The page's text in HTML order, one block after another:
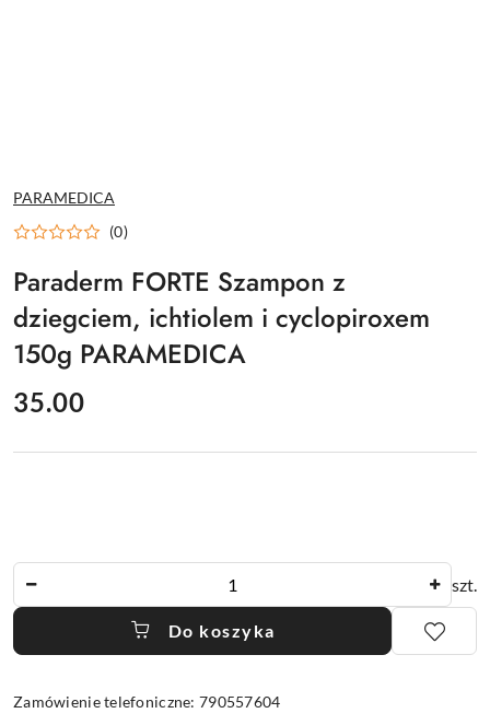
NAZWA
PRODUCENTA:
PARAMEDICA
(0)
Paraderm FORTE Szampon z
dziegciem, ichtiolem i cyclopiroxem
150g PARAMEDICA
cena:
35.00
szt.
Do koszyka
Zamówienie telefoniczne: 790557604